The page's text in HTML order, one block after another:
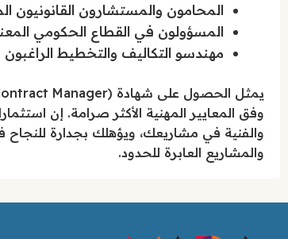
المحامون والمستشارون القانونيون
المسؤولون في القطاع الحكومي
مهندسو التكاليف والتخطيط الراغبون
وفق المعايير المهنية الأكثر صرامة. إن
والفنية في مشاريعك، ويؤهلك بجدارة
والمشاريع العابرة للحدود.